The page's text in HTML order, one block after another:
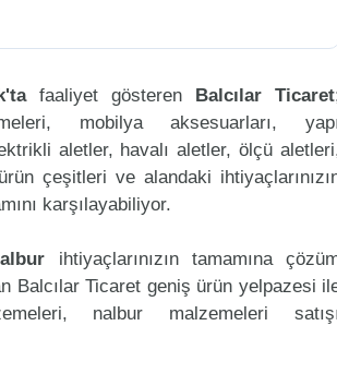
faaliyet gösteren Balcılar Ticaret
mobilya aksesuarları,
aletler, havalı aletler, ölçü
çeşitleri ve alandaki
karşılayabiliyor.
ihtiyaçlarınızın tamamına
Balcılar Ticaret geniş ürün yelpazesi
nalbur malzemeleri